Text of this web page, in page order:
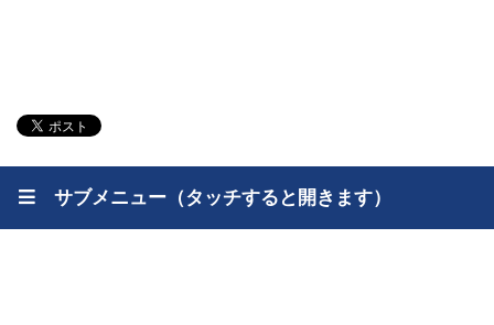
サブメニュー（タッチすると開きます）